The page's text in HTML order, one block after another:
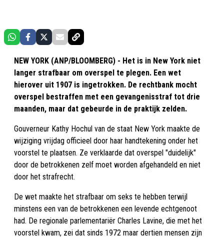
NEW YORK (ANP/BLOOMBERG) - Het is in New York niet
langer strafbaar om overspel te plegen. Een wet
hierover uit 1907 is ingetrokken. De rechtbank mocht
overspel bestraffen met een gevangenisstraf tot drie
maanden, maar dat gebeurde in de praktijk zelden.
Gouverneur Kathy Hochul van de staat New York maakte de
wijziging vrijdag officieel door haar handtekening onder het
voorstel te plaatsen. Ze verklaarde dat overspel "duidelijk"
door de betrokkenen zelf moet worden afgehandeld en niet
door het strafrecht.
De wet maakte het strafbaar om seks te hebben terwijl
minstens een van de betrokkenen een levende echtgenoot
had. De regionale parlementariër Charles Lavine, die met het
voorstel kwam, zei dat sinds 1972 maar dertien mensen zijn